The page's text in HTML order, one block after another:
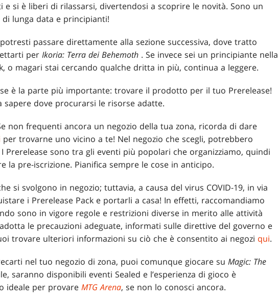
si è liberi di rilassarsi, divertendosi a scoprire le novità. Sono un
lunga data e principianti!
passare direttamente alla sezione successiva, dove tratto
per Ikoria: Terra dei Behemoth . Se invece sei un principiante nella
o magari stai cercando qualche dritta in più, continua a leggere.
è la parte più importante: trovare il prodotto per il tuo Prerelease!
dove procurarsi le risorse adatte.
non frequenti ancora un negozio della tua zona, ricorda di dare
per trovarne uno vicino a te! Nel negozio che scegli, potrebbero
sono tra gli eventi più popolari che organizziamo, quindi
pre-iscrizione. Pianifica sempre le cose in anticipo.
si svolgono in negozio; tuttavia, a causa del virus COVID-19, in via
i Prerelease Pack e portarli a casa! In effetti, raccomandiamo
sono in vigore regole e restrizioni diverse in merito alle attività
le precauzioni adeguate, informati sulle direttive del governo e
trovare ulteriori informazioni su ciò che è consentito ai negozi qui.
nel tuo negozio di zona, puoi comunque giocare su Magic: The
saranno disponibili eventi Sealed e l’esperienza di gioco è
ideale per provare MTG Arena, se non lo conosci ancora.